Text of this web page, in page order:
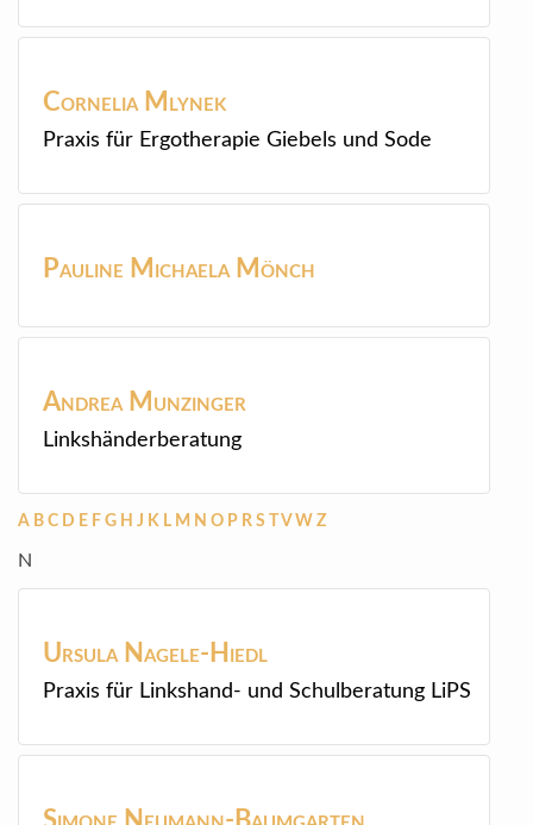
Cornelia Mlynek
Praxis für Ergotherapie Giebels und Sode
Pauline Michaela Mönch
Andrea Munzinger
Linkshänderberatung
A B C D E F G H J K L M N O P R S V W Z
N
Ursula Nagele-Hiedl
Praxis für Linkshand- und Schulberatung LiPS